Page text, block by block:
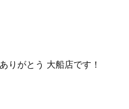
りがとう 大船店です！